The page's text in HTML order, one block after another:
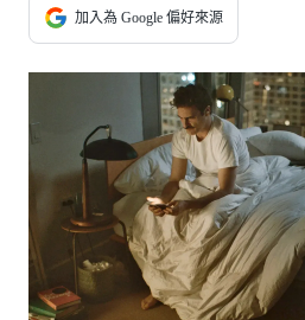
加入為 Google 偏好來源